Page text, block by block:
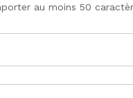
au moins 50